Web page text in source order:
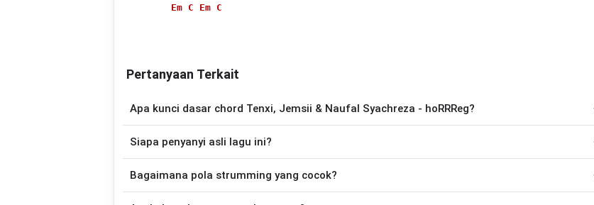
Em C Em C
Pertanyaan Terkait
Apa kunci dasar chord Tenxi, Jemsii & Naufal Syachreza - hoRRReg?
mudah dimainkan oleh pemula maupun gitaris yang ingin belajar memainkan lagu ini.
Siapa penyanyi asli lagu ini?
ini tersedia versi chord gitar yang lebih mudah dimainkan tanpa mengubah alur lagu.
Bagaimana pola strumming yang cocok?